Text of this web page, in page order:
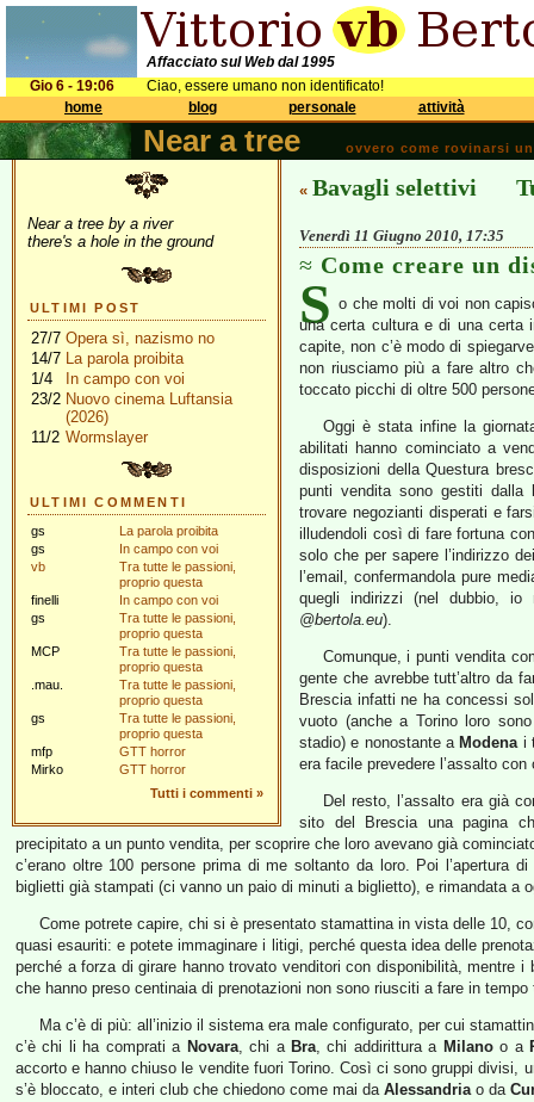
Affacciato sul Web dal 1995
Gio 6 - 19:06
Ciao, essere umano non identificato!
home
blog personale attività
Near a tree ovvero come rovinarsi
Near a tree by a river
there's a hole in the ground
ULTIMI POST
27/7 Opera sì, nazismo no
14/7 La parola proibita
1/4
In campo con voi
23/2 Nuovo cinema Luftansia
(2026)
11/2 Wormslayer
ULTIMI COMMENTI
gs
La parola proibita
gs
In campo con voi
vb
Tra tutte le passioni,
proprio questa
finelli
In campo con voi
gs
Tra tutte le passioni,
proprio questa
MCP
Tra tutte le passioni,
proprio questa
.mau.
Tra tutte le passioni,
proprio questa
gs
Tra tutte le passioni,
proprio questa
mfp
GTT horror
Mirko
GTT horror
Tutti i commenti »
« Bavagli selettivi
Venerdì 11 Giugno 2010, 17:35
Come creare un
S o che molti di voi non
una certa cultura e di una certa
capite, non c’è modo di
non riusciamo più a fare altro
toccato picchi di oltre 500
Oggi è stata infine la
abilitati hanno cominciato a
disposizioni della Questura
punti vendita sono gestiti dalla
trovare negozianti disperati e
illudendoli così di fare fortuna
solo che per sapere l’indirizzo
l’email, confermandola pure
quegli indirizzi (nel dubbio,
@bertola.eu).
Comunque, i punti vendita
gente che avrebbe tutt’altro da
Brescia infatti ne ha concessi
vuoto (anche a Torino loro
stadio) e nonostante a Modenai
era facile prevedere l’assalto con
Del resto, l’assalto era già
sito del Brescia una pagina
precipitato a un punto vendita, per scoprire che loro avevano già
c’erano oltre 100 persone prima di me soltanto da loro. Poi l’apertura
biglietti già stampati (ci vanno un paio di minuti a biglietto), e rimandata a
Come potrete capire, chi si è presentato stamattina in vista delle 10,
quasi esauriti: e potete immaginare i litigi, perché questa idea delle
perché a forza di girare hanno trovato venditori con disponibilità, mentre
che hanno preso centinaia di prenotazioni non sono riusciti a fare in
Ma c’è di più: all’inizio il sistema era male configurato, per cui
c’è chi li ha comprati a Novara, chi a Bra, chi addirittura a Milanoo a
accorto e hanno chiuso le vendite fuori Torino. Così ci sono gruppi divisi,
s’è bloccato, e interi club che chiedono come mai da Alessandriao da